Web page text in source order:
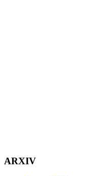
ARXIV